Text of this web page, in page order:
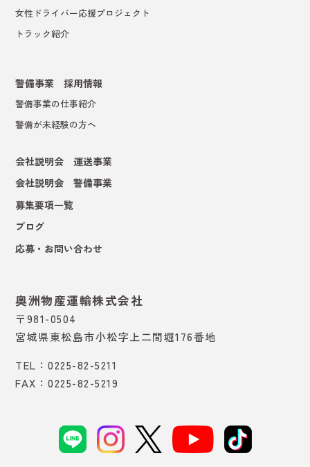
女性ドライバー応援プロジェクト
トラック紹介
警備事業 採用情報
警備事業の仕事紹介
警備が未経験の方へ
会社説明会 運送事業
会社説明会 警備事業
募集要項一覧
ブログ
応募・お問い合わせ
奥洲物産運輸株式会社
〒981-0504
宮城県東松島市小松字上二間堀176番地
TEL：0225-82-5211
FAX：0225-82-5219